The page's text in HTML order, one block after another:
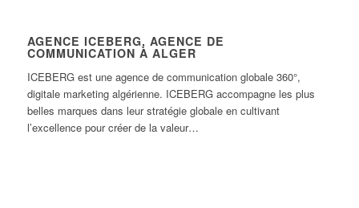
AGENCE ICEBERG, AGENCE DE
COMMUNICATION À ALGER
ICEBERG est une agence de communication globale 360°,
digitale marketing algérienne. ICEBERG accompagne les plus
belles marques dans leur stratégie globale en cultivant
l’excellence pour créer de la valeur…